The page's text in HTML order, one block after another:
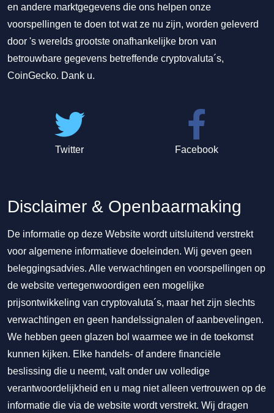
en andere marktgegevens die ons helpen onze
voorspellingen te doen tot wat ze nu zijn, worden geleverd
door 's werelds grootste onafhankelijke bron van
betrouwbare gegevens betreffende cryptovaluta´s,
CoinGecko. Dank u.
Twitter Facebook
Disclaimer & Openbaarmaking
De informatie op deze Website wordt uitsluitend verstrekt
voor algemene informatieve doeleinden. Wij geven geen
beleggingsadvies. Alle verwachtingen en voorspellingen op
de website vertegenwoordigen een mogelijke
prijsontwikkeling van cryptovaluta´s, maar het zijn slechts
verwachtingen en geen handelssignalen of aanbevelingen.
We hebben geen glazen bol waarmee we in de toekomst
kunnen kijken. Elke handels- of andere financiële
beslissing die u neemt, valt onder uw volledige
verantwoordelijkheid en u mag niet alleen vertrouwen op de
informatie die via de website wordt verstrekt. Wij dragen